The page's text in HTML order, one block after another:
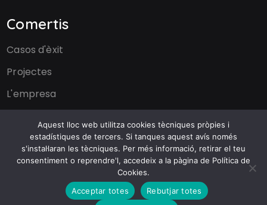
Comertis
Casos d'èxit
Projectes
L'empresa
© Comertis |Avís legal|Política de privacitat |Política de
Aquest lloc web utilitza cookies tècniques pròpies i
estadístiques de tercers. Si tanques aquest avís només
s'instal·laran les tècniques. Per més informació, retirar el teu
consentiment o reprendre'l, accedeix a la pàgina de Política de
Cookies.
Acceptar totes
Rebutjar totes